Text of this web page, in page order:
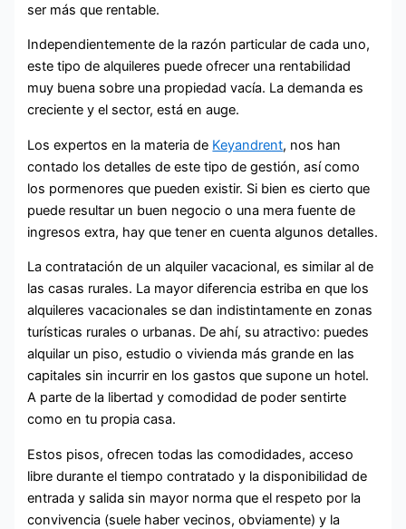
ser más que rentable.
Independientemente de la razón particular de cada uno,
este tipo de alquileres puede ofrecer una rentabilidad
muy buena sobre una propiedad vacía. La demanda es
creciente y el sector, está en auge.
Los expertos en la materia de Keyandrent, nos han
contado los detalles de este tipo de gestión, así como
los pormenores que pueden existir. Si bien es cierto que
puede resultar un buen negocio o una mera fuente de
ingresos extra, hay que tener en cuenta algunos detalles.
La contratación de un alquiler vacacional, es similar al de
las casas rurales. La mayor diferencia estriba en que los
alquileres vacacionales se dan indistintamente en zonas
turísticas rurales o urbanas. De ahí, su atractivo: puedes
alquilar un piso, estudio o vivienda más grande en las
capitales sin incurrir en los gastos que supone un hotel.
A parte de la libertad y comodidad de poder sentirte
como en tu propia casa.
Estos pisos, ofrecen todas las comodidades, acceso
libre durante el tiempo contratado y la disponibilidad de
entrada y salida sin mayor norma que el respeto por la
convivencia (suele haber vecinos, obviamente) y la